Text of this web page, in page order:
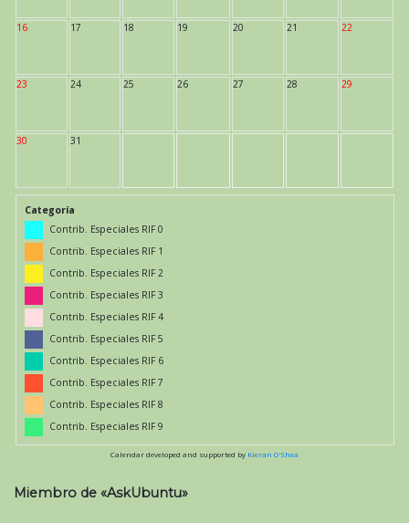
16 17 18 19 20 21 22
23 24 25 26 27 28 29
30 31
Categoría
Contrib. Especiales RIF 0
Contrib. Especiales RIF 1
Contrib. Especiales RIF 2
Contrib. Especiales RIF 3
Contrib. Especiales RIF 4
Contrib. Especiales RIF 5
Contrib. Especiales RIF 6
Contrib. Especiales RIF 7
Contrib. Especiales RIF 8
Contrib. Especiales RIF 9
Calendar developed and supported by Kieran O'Shea
Miembro de «AskUbuntu»